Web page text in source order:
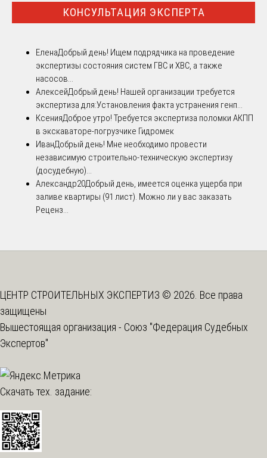
КОНСУЛЬТАЦИЯ ЭКСПЕРТА
ЕленаДобрый день! Ищем подрядчика на проведение
экспертизы состояния систем ГВС и ХВС, а также
насосов...
АлексейДобрый день! Нашей организации требуется
экспертиза для:Установления факта устранения генп...
КсенияДоброе утро! Требуется экспертиза поломки АКПП
в экскаваторе-погрузчике Гидромек
ИванДобрый день! Мне необходимо провести
независимую строительно-техническую экспертизу
(досудебную)...
Александр20Добрый день, имеется оценка ущерба при
заливе квартиры (91 лист). Можно ли у вас заказать
Реценз...
ЦЕНТР СТРОИТЕЛЬНЫХ ЭКСПЕРТИЗ © 2026. Все права
защищены
Вышестоящая организация - Союз "Федерация Судебных
Экспертов"
Скачать тех. задание: